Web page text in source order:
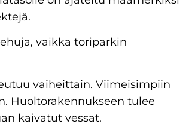
vaikka toriparkin
vaiheittain. Viimeisimpiin
Huoltorakennukseen tulee
kaivatut vessat.